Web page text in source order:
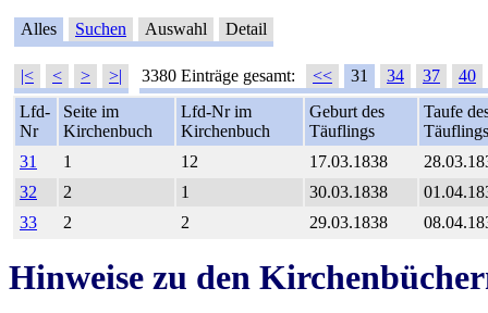
Alles Suchen Auswahl Detail
|< < > >| 3380 Einträge gesamt: << 31 34 37
40
Lfd-
Nr
Seite im
Kirchenbuch
Lfd-Nr im
Kirchenbuch
Geburt des
Täuflings
Taufe
Täuflings
31
1 12 17.03.1838
32
2 1 30.03.1838
33
2 2 29.03.1838
Hinweise zu den